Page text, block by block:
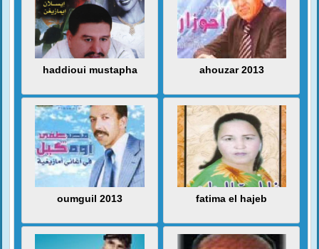
haddioui mustapha ahouzar 2013
oumguil 2013 fatima el hajeb